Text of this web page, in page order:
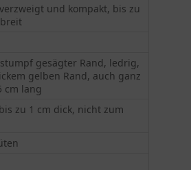
und kompakt, bis zu
gesägter Rand, ledrig,
gelben Rand, auch ganz
cm lang
zu 1 cm dick, nicht zum